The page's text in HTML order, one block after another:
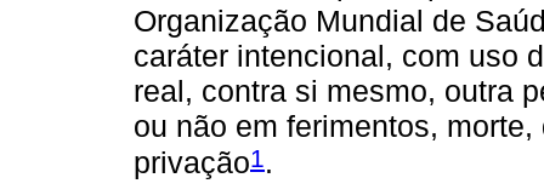
Organização Mundial de
caráter intencional, com uso
real, contra si mesmo, outra
ou não em ferimentos,
privação1.